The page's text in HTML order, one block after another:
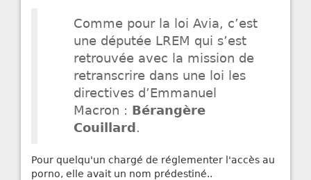
Comme pour la loi Avia, c’est
une députée LREM qui s’est
retrouvée avec la mission de
retranscrire dans une loi les
directives d’Emmanuel
Macron : Bérangère
Couillard .
Pour quelqu'un chargé de réglementer l'accès au
porno, elle avait un nom prédestiné..